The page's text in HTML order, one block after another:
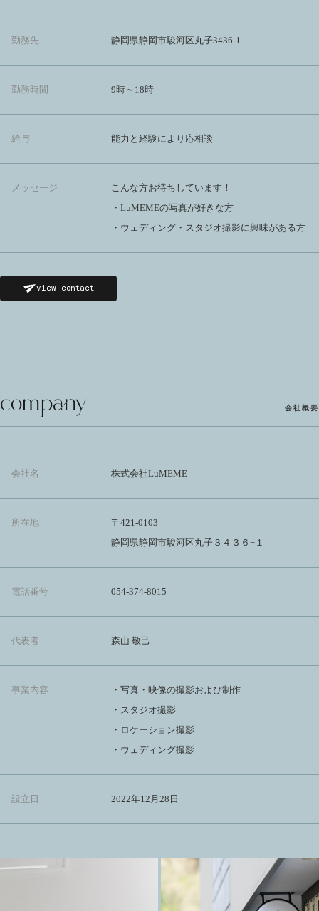
勤務先 静岡県静岡市駿河区丸子3436-1
勤務時間 9時～18時
給与 能力と経験により応相談
メッセージ
こんな方お待ちしています！
・LuMEMEの写真が好きな方
・ウェディング・スタジオ撮影に興味がある方
view contact
company 会社概要
会社名 株式会社LuMEME
所在地
〒421-0103
静岡県静岡市駿河区丸子３４３６−１
電話番号 054-374-8015
代表者 森山 敬己
事業内容
・写真・映像の撮影および制作
・スタジオ撮影
・ロケーション撮影
・ウェディング撮影
設立日 2022年12月28日